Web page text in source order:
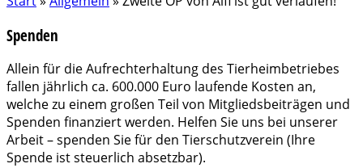
Spenden
Allein für die Aufrechterhaltung des Tierheimbetriebes
fallen jährlich ca. 600.000 Euro laufende Kosten an,
welche zu einem großen Teil von Mitgliedsbeiträgen und
Spenden finanziert werden. Helfen Sie uns bei unserer
Arbeit – spenden Sie für den Tierschutzverein (Ihre
Spende ist steuerlich absetzbar).